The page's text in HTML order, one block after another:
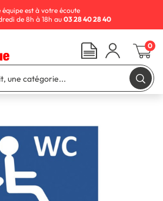
équipe est à votre écoute
de 8h à 18h au03 28 40 28 40
0